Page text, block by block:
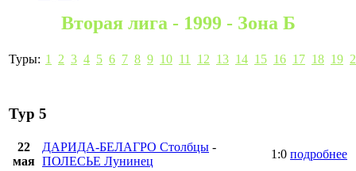
Вторая лига - 1999 - Зона Б
Туры: 1 2 3 4 5 6 7 8 9 10 11 12 13 14 15 16 17 18 19
Тур 5
22
мая
ДАРИДА-БЕЛАГРО Столбцы -
ПОЛЕСЬЕ Лунинец
1:0 подробнее